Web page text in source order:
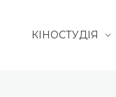
КІНОСТУДІЯ